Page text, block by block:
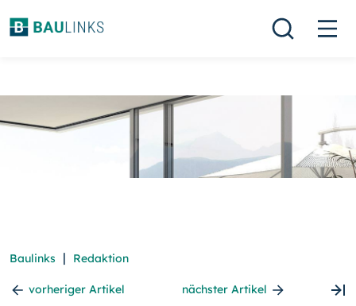
Baulinks | Redaktion
vorheriger Artikel nächster Artikel